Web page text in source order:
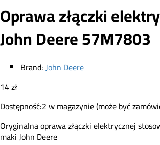
Oprawa złączki
John Deere 57M7803
Brand:John Deere
14zł
Dostępność:2 w magazynie (może być
Oryginalna oprawa złączki elektrycznej
maki John Deere